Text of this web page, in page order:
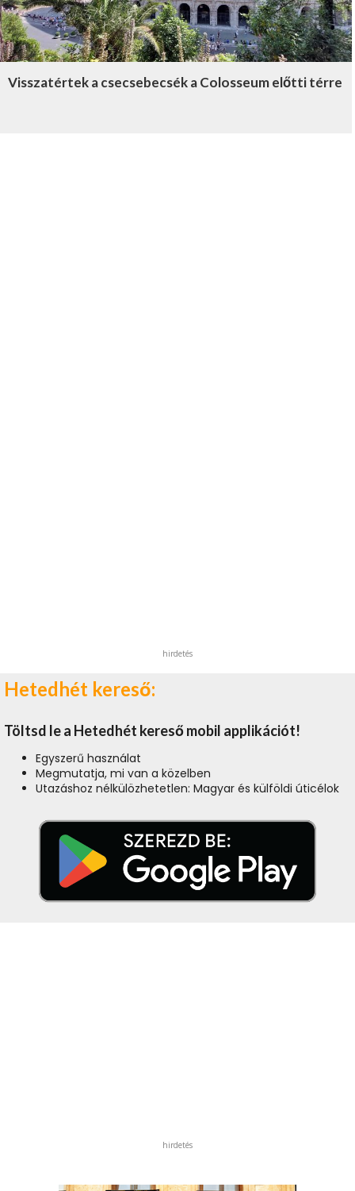
Visszatértek a csecsebecsék a Colosseum előtti térre
hirdetés
Hetedhét kereső:
Töltsd le a Hetedhét kereső mobil applikációt!
Egyszerű használat
Megmutatja, mi van a közelben
Utazáshoz nélkülözhetetlen: Magyar és külföldi úticélok
hirdetés